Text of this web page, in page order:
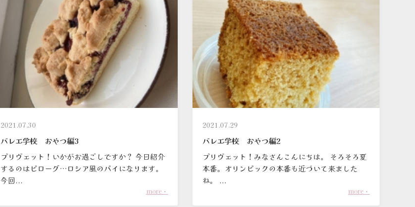
2021.07.30
バレエ学校 おやつ編3
プリヴェット！いかがお過ごしですか？ 今日紹介
するのはピローグ…ロシア風のパイになります。
今回...
more・
2021.07.29
バレエ学校 おやつ編2
プリヴェット！みなさんこんにちは。 そろそろ夏
本番。オリンピックの本番も近づいて来ました
ね。 ...
more・